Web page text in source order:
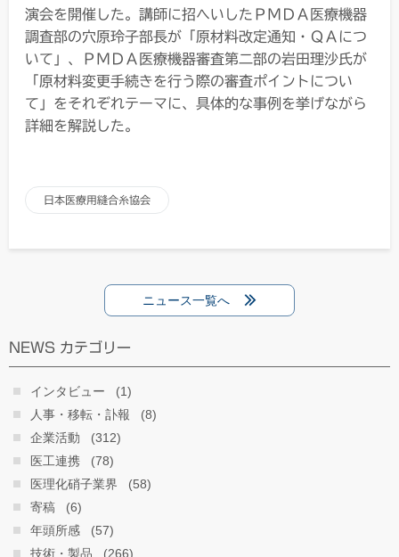
演会を開催した。講師に招へいしたＰＭＤＡ医療機器
調査部の穴原玲子部長が「原材料改定通知・ＱＡにつ
いて」、ＰＭＤＡ医療機器審査第二部の岩田理沙氏が
「原材料変更手続きを行う際の審査ポイントについ
て」をそれぞれテーマに、具体的な事例を挙げながら
詳細を解説した。
日本医療用縫合糸協会
ニュース一覧へ
NEWS カテゴリー
インタビュー
(1)
人事・移転・訃報
(8)
企業活動
(312)
医工連携
(78)
医理化硝子業界
(58)
寄稿
(6)
年頭所感
(57)
技術・製品
(266)